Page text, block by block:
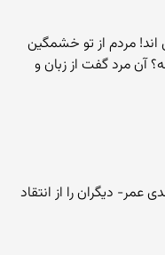
مردم از تو خشمگین
آن مرد گفت از زبان و
عمر- دیگران را از انتقاد